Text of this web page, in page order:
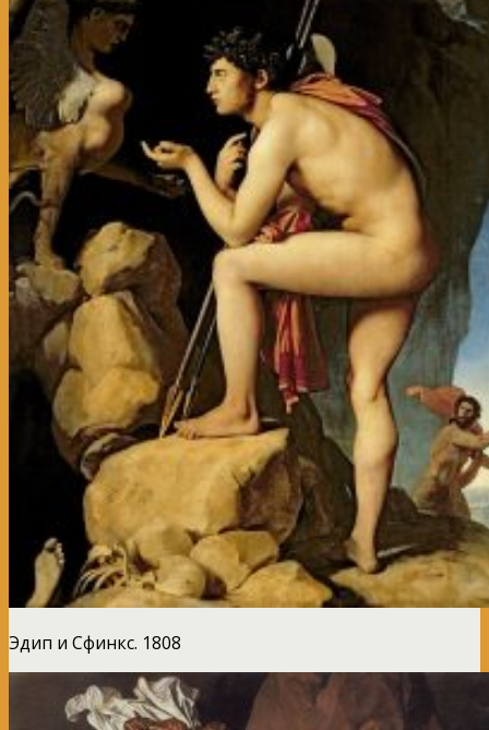
Эдип и Сфинкс. 1808